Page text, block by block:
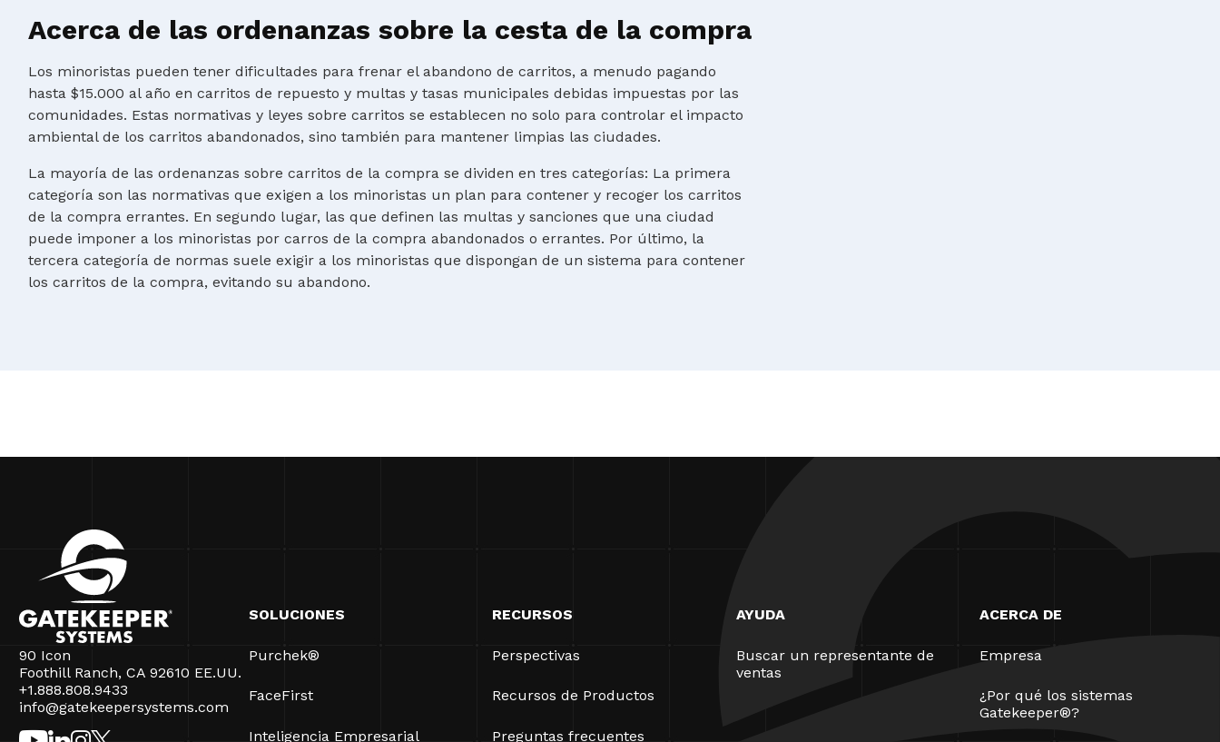
Acerca de las ordenanzas sobre la cesta de la compra
Los minoristas pueden tener dificultades para frenar el abandono de carritos, a menudo pagando
hasta $15.000 al año en carritos de repuesto y multas y tasas municipales debidas impuestas por las
comunidades. Estas normativas y leyes sobre carritos se establecen no solo para controlar el impacto
ambiental de los carritos abandonados, sino también para mantener limpias las ciudades.
La mayoría de las ordenanzas sobre carritos de la compra se dividen en tres categorías: La primera
categoría son las normativas que exigen a los minoristas un plan para contener y recoger los carritos
de la compra errantes. En segundo lugar, las que definen las multas y sanciones que una ciudad
puede imponer a los minoristas por carros de la compra abandonados o errantes. Por último, la
tercera categoría de normas suele exigir a los minoristas que dispongan de un sistema para contener
los carritos de la compra, evitando su abandono.
90 Icon
Foothill Ranch, CA 92610 EE.UU.
+1.888.808.9433
info@gatekeepersystems.com
SOLUCIONES
Purchek®
FaceFirst
Inteligencia Empresarial
RECURSOS
Perspectivas
Recursos de Productos
Preguntas frecuentes
AYUDA
Buscar un representante de
ventas
ACERCA DE
Empresa
¿Por qué los sistemas
Gatekeeper®?